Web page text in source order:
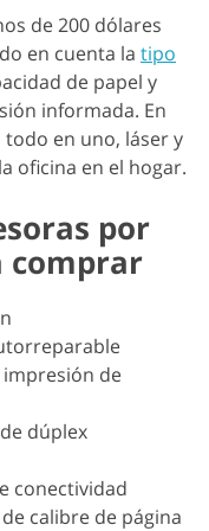
de 200 dólares
en cuenta la tipo
de papel y
informada. En
en uno, láser y
oficina en el hogar.
por
comprar
impresión de
dúplex
conectividad
calibre de página